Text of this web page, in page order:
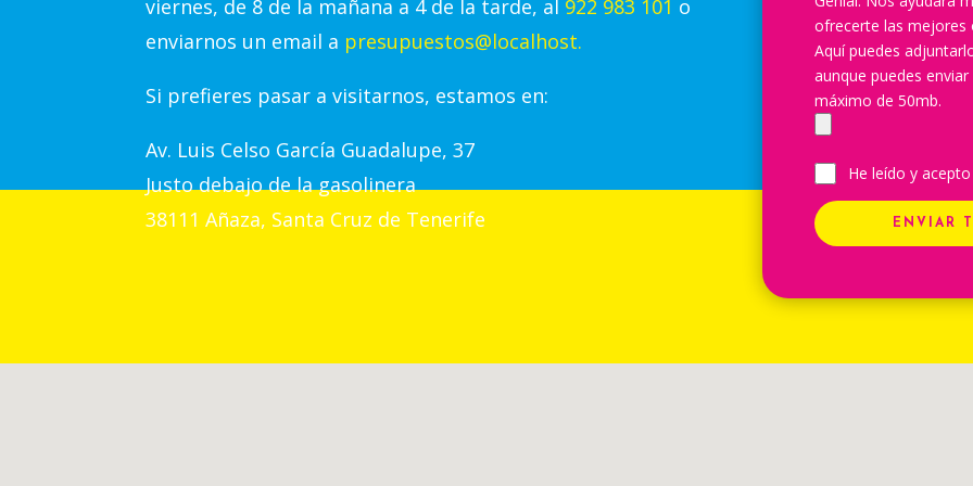
viernes, de 8 de la mañana a 4 de la tarde, al 922 983 101 o
enviarnos un email a presupuestos@localhost.
Si prefieres pasar a visitarnos, estamos en:
Av. Luis Celso García Guadalupe, 37
Justo debajo de la gasolinera
38111 Añaza, Santa Cruz de Tenerife
ofrecerte las mejores
Aquí puedes
aunque puedes
máximo de 50mb.
He leído y